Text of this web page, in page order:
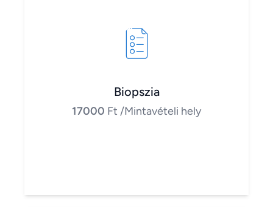
Biopszia
17000 Ft /Mintavételi hely